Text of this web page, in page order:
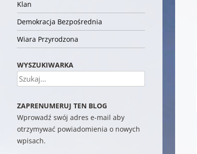
Klan
Demokracja Bezpośrednia
Wiara Przyrodzona
WYSZUKIWARKA
Szukaj
ZAPRENUMERUJ TEN BLOG
Wprowadź swój adres e-mail aby
otrzymywać powiadomienia o nowych
wpisach.